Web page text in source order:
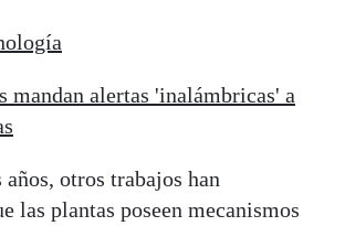
mandan alertas 'inalámbricas' a
otros trabajos han
las plantas poseen mecanismos